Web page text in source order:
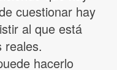
cuestionar hay
al que está
reales.
hacerlo